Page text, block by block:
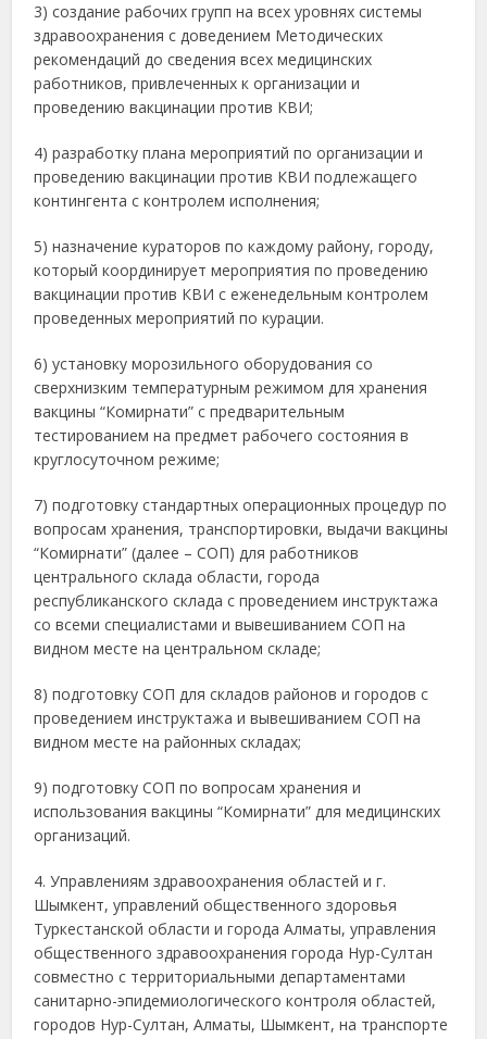
3) создание рабочих групп на всех уровнях системы
здравоохранения с доведением Методических
рекомендаций до сведения всех медицинских
работников, привлеченных к организации и
проведению вакцинации против КВИ;
4) разработку плана мероприятий по организации и
проведению вакцинации против КВИ подлежащего
контингента с контролем исполнения;
5) назначение кураторов по каждому району, городу,
который координирует мероприятия по проведению
вакцинации против КВИ с еженедельным контролем
проведенных мероприятий по курации.
6) установку морозильного оборудования со
сверхнизким температурным режимом для хранения
вакцины “Комирнати” с предварительным
тестированием на предмет рабочего состояния в
круглосуточном режиме;
7) подготовку стандартных операционных процедур по
вопросам хранения, транспортировки, выдачи вакцины
“Комирнати” (далее – СОП) для работников
центрального склада области, города
республиканского склада с проведением инструктажа
со всеми специалистами и вывешиванием СОП на
видном месте на центральном складе;
8) подготовку СОП для складов районов и городов с
проведением инструктажа и вывешиванием СОП на
видном месте на районных складах;
9) подготовку СОП по вопросам хранения и
использования вакцины “Комирнати” для медицинских
организаций.
4. Управлениям здравоохранения областей и г.
Шымкент, управлений общественного здоровья
Туркестанской области и города Алматы, управления
общественного здравоохранения города Нур-Султан
совместно с территориальными департаментами
санитарно-эпидемиологического контроля областей,
городов Нур-Султан, Алматы, Шымкент, на транспорте